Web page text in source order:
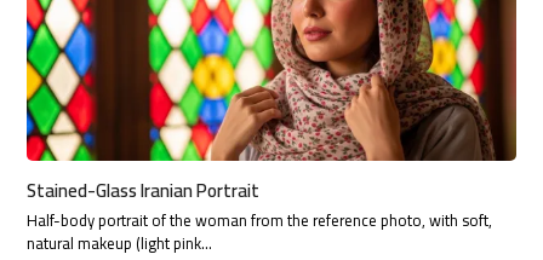
Stained-Glass Iranian Portrait
Half-body portrait of the woman from the reference photo, with soft,
natural makeup (light pink…